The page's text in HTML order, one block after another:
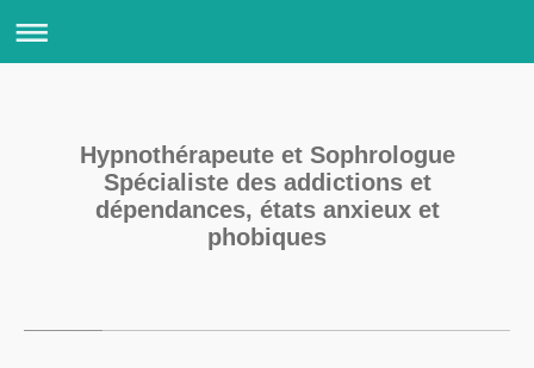
Hypnothérapeute et Sophrologue
Spécialiste des addictions et
dépendances, états anxieux et
phobiques